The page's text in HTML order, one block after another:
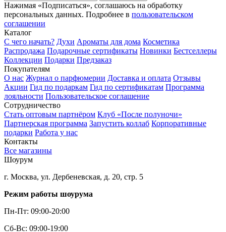
Нажимая «Подписаться», соглашаюсь на обработку
персональных данных. Подробнее в пользовательском
соглашении
Каталог
С чего начать? Духи Ароматы для дома Косметика
Распродажа Подарочные сертификаты Новинки Бестселлеры
Коллекции Подарки Предзаказ
Покупателям
О нас Журнал о парфюмерии Доставка и оплата Отзывы
Акции Гид по подаркам Гид по сертификатам Программа
лояльности Пользовательское соглашение
Сотрудничество
Стать оптовым партнёром Клуб «После полуночи»
Партнерская программа Запустить коллаб Корпоративные
подарки Работа у нас
Контакты
Все магазины
Шоурум
г. Москва, ул. Дербеневская, д. 20, стр. 5
Режим работы шоурума
Пн-Пт: 09:00-20:00
Сб-Вс: 09:00-19:00